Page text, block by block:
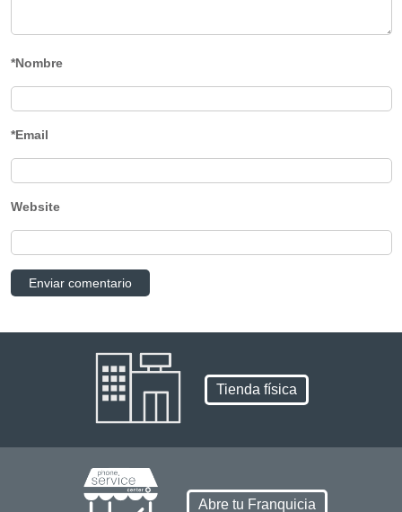
*Nombre
*Email
Website
Tienda física
Abre tu Franquicia